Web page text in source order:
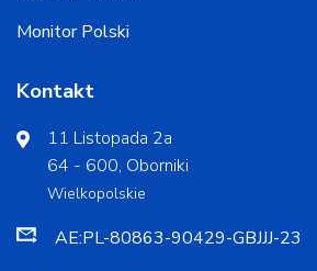
Monitor Polski
Kontakt
11 Listopada 2a
64 - 600, Oborniki
Wielkopolskie
AE:PL-80863-90429-GBJJJ-23